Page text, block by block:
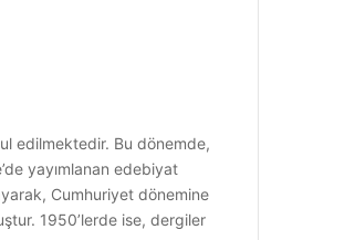
edilmektedir. Bu dönemde,
yayımlanan edebiyat
Cumhuriyet dönemine
1950’lerde ise, dergiler